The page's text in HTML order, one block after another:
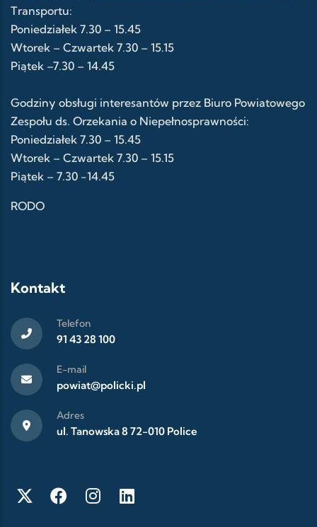
Transportu:
Poniedziałek 7.30 – 15.45
Wtorek – Czwartek 7.30 – 15.15
Piątek –7.30 – 14.45
Godziny obsługi interesantów przez Biuro Powiatowego
Zespołu ds. Orzekania o Niepełnosprawności:
Poniedziałek 7.30 – 15.45
Wtorek – Czwartek 7.30 – 15.15
Piątek – 7.30 -14.45
RODO
Kontakt
Telefon
91 43 28 100
E-mail
powiat@policki.pl
Adres
ul. Tanowska 8 72-010 Police